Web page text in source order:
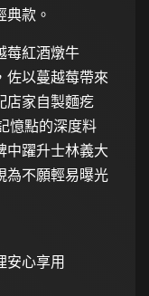
款。
莓紅酒燉牛
佐以蔓越莓帶來
店家自製麵疙
憶點的深度料
中躍升士林義大
為不願輕易曝光
安心享用